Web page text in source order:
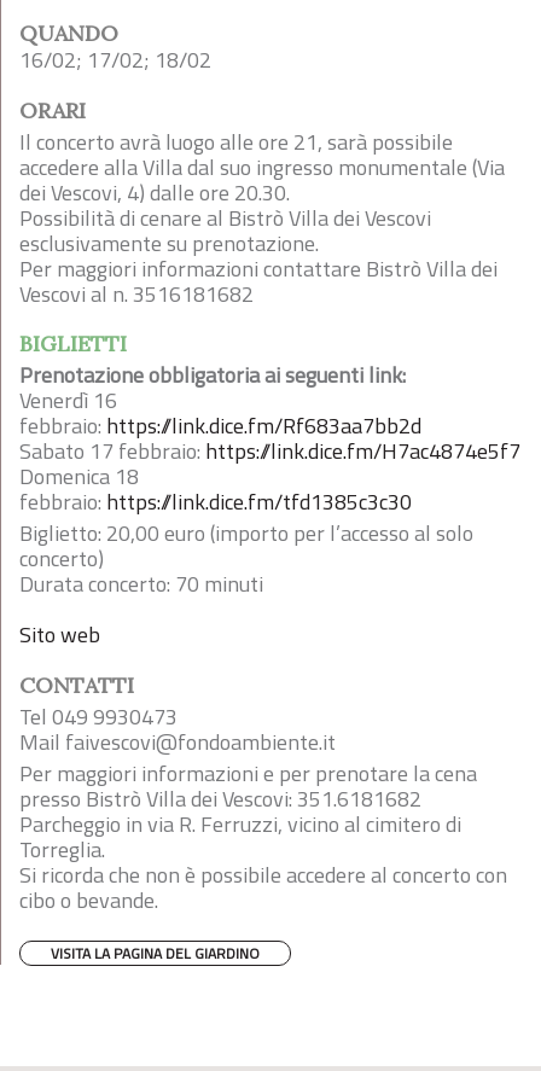
QUANDO
16/02; 17/02; 18/02
ORARI
Il concerto avrà luogo alle ore 21, sarà possibile
accedere alla Villa dal suo ingresso monumentale (Via
dei Vescovi, 4) dalle ore 20.30.
Possibilità di cenare al Bistrò Villa dei Vescovi
esclusivamente su prenotazione.
Per maggiori informazioni contattare Bistrò Villa dei
Vescovi al n. 3516181682
BIGLIETTI
Prenotazione obbligatoria ai seguenti link:
Venerdì 16
febbraio: https://link.dice.fm/Rf683aa7bb2d
Sabato 17 febbraio: https://link.dice.fm/H7ac4874e5f7
Domenica 18
febbraio: https://link.dice.fm/tfd1385c3c30
Biglietto: 20,00 euro (importo per l’accesso al solo
concerto)
Durata concerto: 70 minuti
Sito web
CONTATTI
Tel 049 9930473
Mail faivescovi@fondoambiente.it
Per maggiori informazioni e per prenotare la cena
presso Bistrò Villa dei Vescovi: 351.6181682
Parcheggio in via R. Ferruzzi, vicino al cimitero di
Torreglia.
Si ricorda che non è possibile accedere al concerto con
cibo o bevande.
VISITA LA PAGINA DEL GIARDINO